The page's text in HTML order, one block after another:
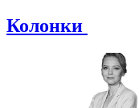
Колонки